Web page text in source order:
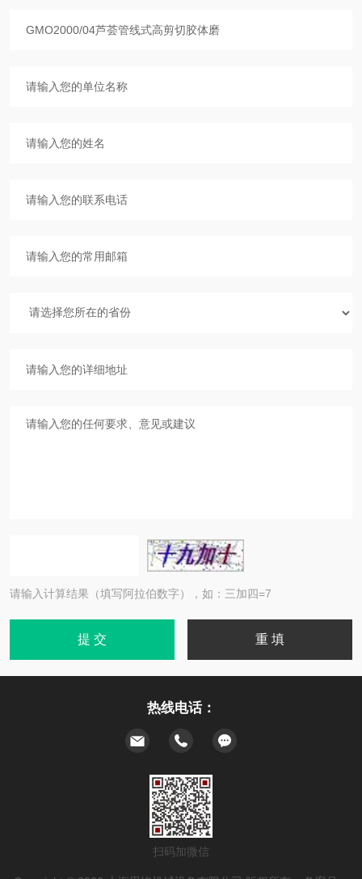
请输入计算结果（填写阿拉伯数字），如：三加四=7
热线电话：
扫码加微信